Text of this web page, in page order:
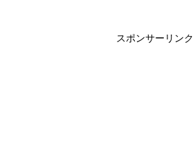
スポンサーリンク